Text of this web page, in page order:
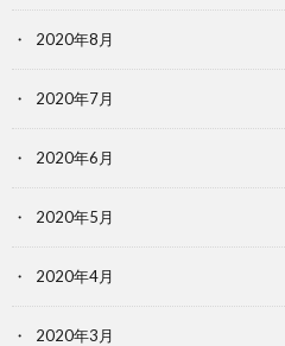
2020年8月
2020年7月
2020年6月
2020年5月
2020年4月
2020年3月